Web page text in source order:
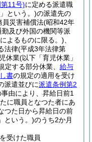
11号)に定める派遣職
という。)の派遣先の
員災害補償法(昭和42年
及び外国の機関等派
によるものに限る。)
法律(平成3年法律第
休業(以下「育児休業」
定する部分休業、 給与
書の規定の適用を受け
派遣並びに派遣条例第2
由により、昇給日前1
に職員となつた者にあ
つた日から昇給日の前
という。)のうち2か月
受けた職員